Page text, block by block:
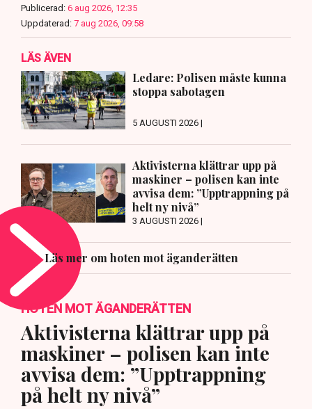
Publicerad: 6 aug 2026, 12:35
Uppdaterad: 7 aug 2026, 09:58
LÄS ÄVEN
Ledare: Polisen måste kunna
stoppa sabotagen
5 AUGUSTI 2026 |
Aktivisterna klättrar upp på
maskiner – polisen kan inte
avvisa dem: ”Upptrappning på
helt ny nivå”
3 AUGUSTI 2026 |
Läs mer om hoten mot äganderätten
HOTEN MOT ÄGANDERÄTTEN
Aktivisterna klättrar upp på
maskiner – polisen kan inte
avvisa dem: ”Upptrappning
på helt ny nivå”